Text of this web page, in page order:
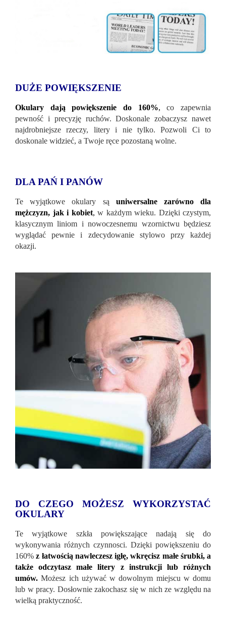
DUŻE POWIĘKSZENIE
Okulary dają powiększenie do 160%, co zapewnia
pewność i precyzję ruchów. Doskonale zobaczysz nawet
najdrobniejsze rzeczy, litery i nie tylko. Pozwoli Ci to
doskonale widzieć, a Twoje ręce pozostaną wolne.
DLA PAŃ I PANÓW
Te wyjątkowe okulary są uniwersalne zarówno dla
mężczyzn, jak i kobiet, w każdym wieku. Dzięki czystym,
klasycznym liniom i nowoczesnemu wzornictwu będziesz
wyglądać pewnie i zdecydowanie stylowo przy każdej
okazji.
DO CZEGO MOŻESZ WYKORZYSTAĆ
OKULARY
Te wyjątkowe szkła powiększające nadają się do
wykonywania różnych czynnosci. Dzięki powiększeniu do
160% z łatwością nawleczesz igłę, wkręcisz małe śrubki, a
także odczytasz małe litery z instrukcji lub różnych
umów. Możesz ich używać w dowolnym miejscu w domu
lub w pracy. Dosłownie zakochasz się w nich ze względu na
wielką praktyczność.